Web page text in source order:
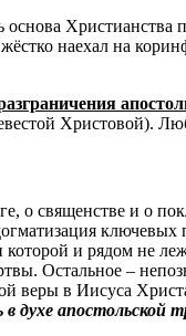
основа
наехал на
Христовой).
о священстве и о
которой и рядом не
Остальное –
веры в Иисуса
духе апостольской